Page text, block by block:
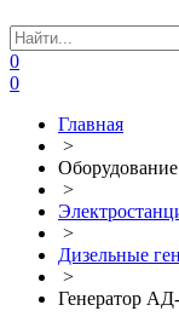
0
0
Главная
>
Оборудование
>
>
Дизельные
>
Генератор